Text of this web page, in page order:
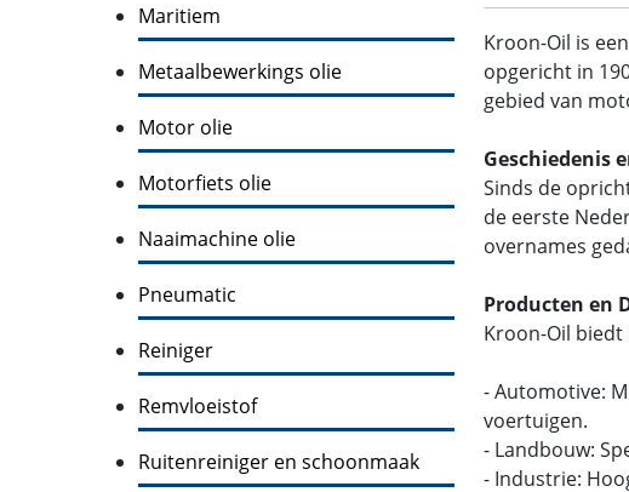
Maritiem
Metaalbewerkings olie
Motor olie
Motorfiets olie
Naaimachine olie
Pneumatic
Reiniger
Remvloeistof
Ruitenreiniger en schoonmaak
Kroon-Oil is
opgericht in
gebied van
Geschiedenis
Sinds de
de eerste
overnames
Producten en
Kroon-Oil
- Automotive:
voertuigen.
- Landbouw:
- Industrie: